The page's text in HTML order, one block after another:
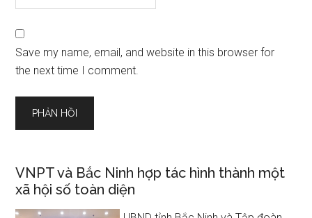
Save my name, email, and website in this browser for
the next time I comment.
VNPT và Bắc Ninh hợp tác hình thành một
xã hội số toàn diện